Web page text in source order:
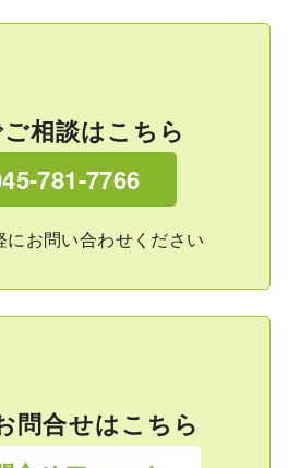
相談はこちら
781-7766
にお問い合わせください
問合せはこちら